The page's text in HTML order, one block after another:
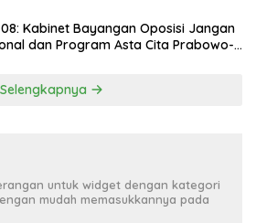
Kabinet Bayangan Oposisi Jangan
dan Program Asta Cita Prabowo-
Selengkapnya
untuk widget dengan kategori
mudah memasukkannya pada